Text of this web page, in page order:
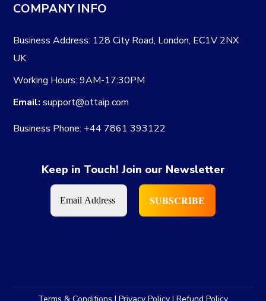
COMPANY INFO
Business Address: 128 City Road, London, EC1V 2NX
UK
Working Hours: 9AM-17:30PM
Email:support@ottaip.com
Business Phone: +44 7861 393122
Keep in Touch! Join our Newsletter